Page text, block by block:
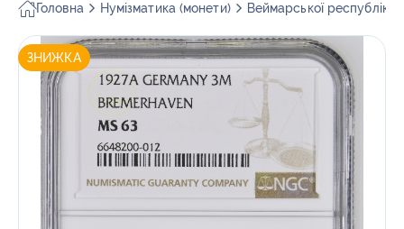
Головна Нумізматика (монети) Веймарської республіки
ЗНИЖКА